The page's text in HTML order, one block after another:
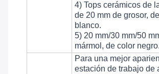
4) Tops cerámicos de
de 20 mm de grosor,
blanco.
5) 20 mm/30 mm/50
mármol, de color negro.
Para una mejor
estación de trabajo de